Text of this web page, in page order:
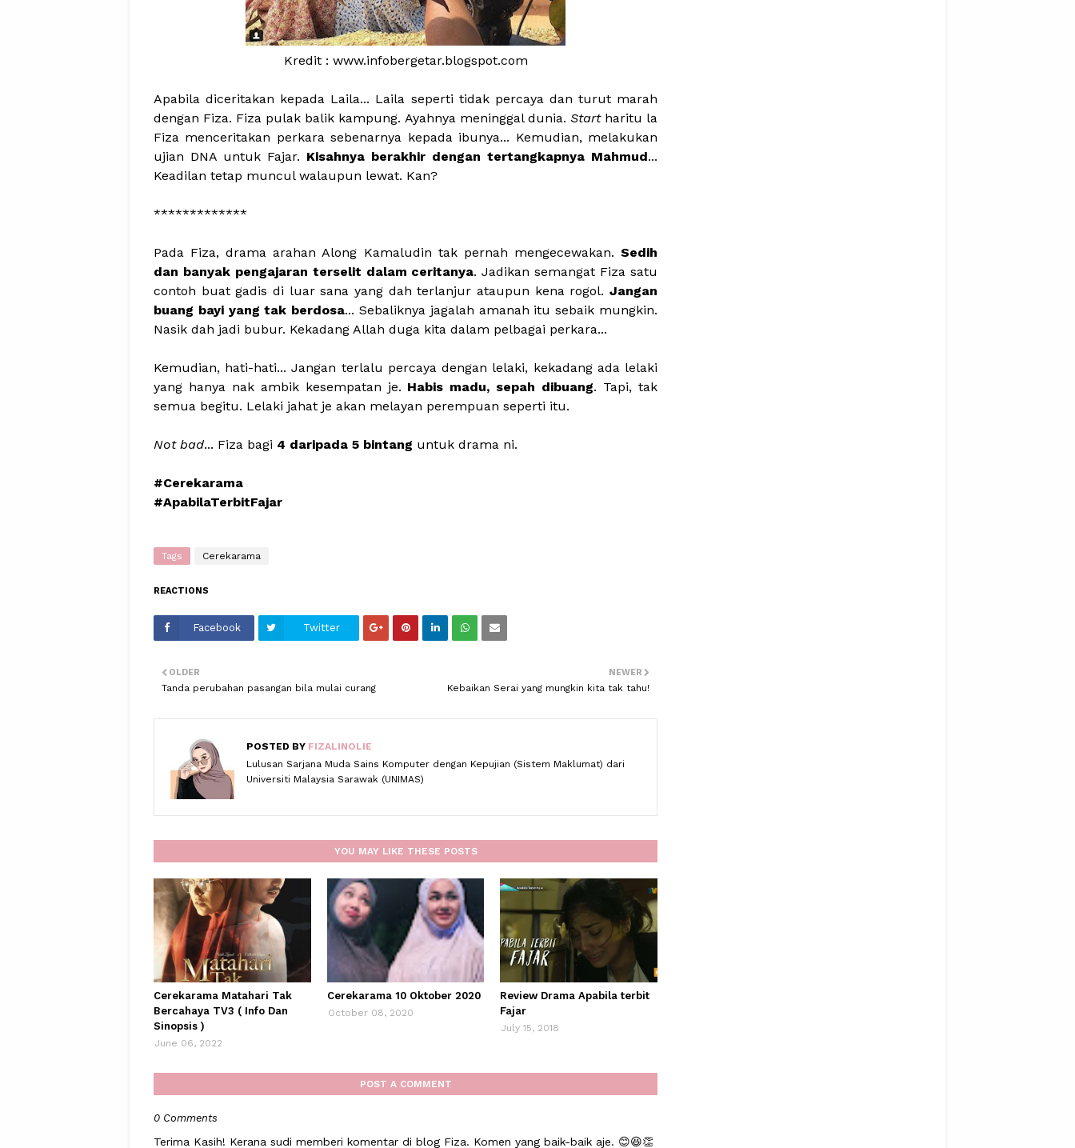
Kredit : www.infobergetar.blogspot.com
Apabila diceritakan kepada Laila... Laila seperti tidak percaya dan turut marah
dengan Fiza. Fiza pulak balik kampung. Ayahnya meninggal dunia. Startharitu la
Fiza menceritakan perkara sebenarnya kepada ibunya... Kemudian, melakukan
ujian DNA untuk Fajar. Kisahnya berakhir dengan tertangkapnya Mahmud...
Keadilan tetap muncul walaupun lewat. Kan?
*************
Pada Fiza, drama arahan Along Kamaludin tak pernah mengecewakan. Sedih
dan banyak pengajaran terselit dalam ceritanya. Jadikan semangat Fiza satu
contoh buat gadis di luar sana yang dah terlanjur ataupun kena rogol. Jangan
buang bayi yang tak berdosa... Sebaliknya jagalah amanah itu sebaik mungkin.
Nasik dah jadi bubur. Kekadang Allah duga kita dalam pelbagai perkara...
Kemudian, hati-hati... Jangan terlalu percaya dengan lelaki, kekadang ada lelaki
yang hanya nak ambik kesempatan je. Habis madu, sepah dibuang. Tapi, tak
semua begitu. Lelaki jahat je akan melayan perempuan seperti itu.
Not bad... Fiza bagi 4 daripada 5 bintang untuk drama ni.
#Cerekarama
#ApabilaTerbitFajar
Tags Cerekarama
REACTIONS
Facebook Twitter
NEWER
Kebaikan Serai yang mungkin kita tak tahu!
OLDER
Tanda perubahan pasangan bila mulai curang
POSTED BY FIZALINOLIE
Lulusan Sarjana Muda Sains Komputer dengan Kepujian (Sistem Maklumat) dari
Universiti Malaysia Sarawak (UNIMAS)
YOU MAY LIKE THESE POSTS
Cerekarama Matahari Tak
Bercahaya TV3 ( Info Dan
Sinopsis )
June 06, 2022
Cerekarama 10 Oktober 2020
October 08, 2020
Review Drama Apabila terbit
Fajar
July 15, 2018
POST A COMMENT
0 Comments
Terima Kasih! Kerana sudi memberi komentar di blog Fiza. Komen yang baik-baik aje. 😊😆👏